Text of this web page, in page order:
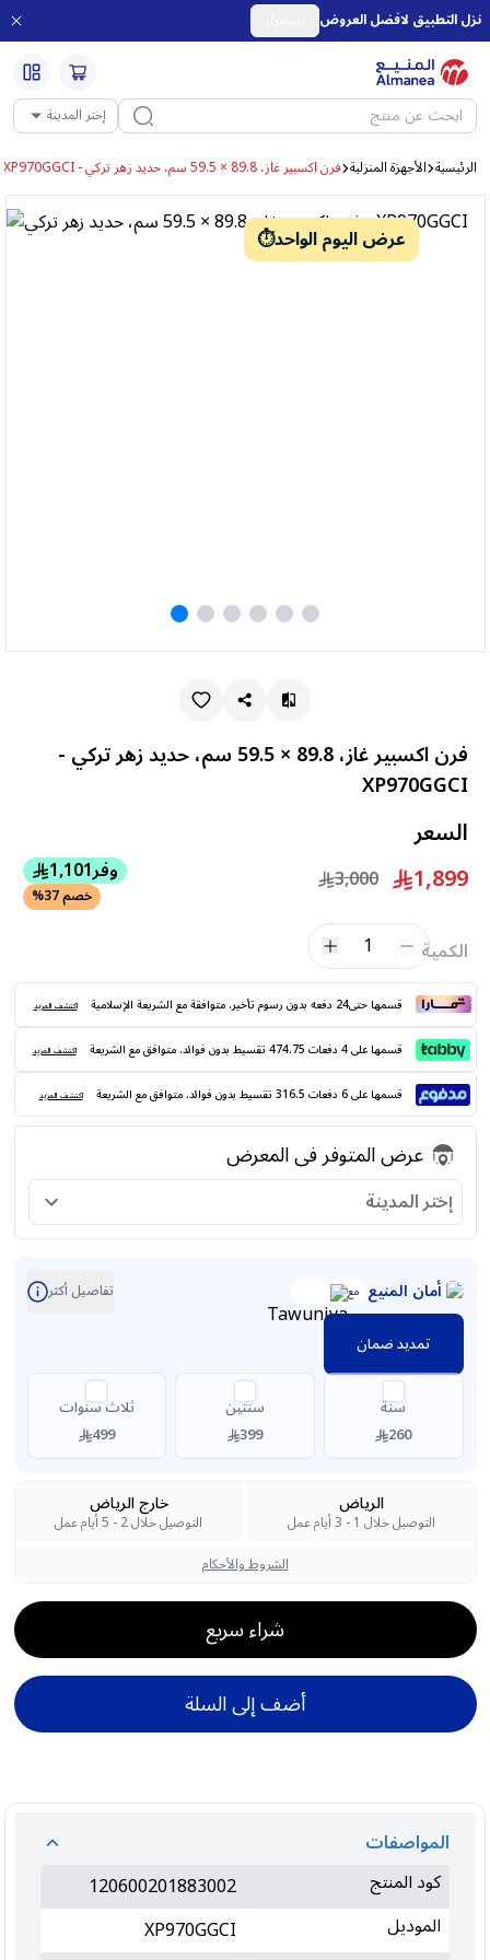
نزل التطبيق لافضل العروض
إختر المدينة
الرئيسية الأجهزة المنزلية فرن اكسبير غاز، 89.8 × 59.5 سم، حديد زهر تركي - XP970GGCI
⏱️عرض اليوم الواحد
فرن اكسبير غاز، 89.8 × 59.5 سم، حديد زهر تركي -
XP970GGCI
السعر
1,899
3,000 وفر1,101
خصم 37%
الكمية 1
قسمها حتى24 دفعه بدون رسوم تأخير. متوافقة مع الشريعة الإسلامية اكتشف المزيد
قسمها على 4 دفعات 474.75 تقسيط بدون فوائد. متوافق مع الشريعة اكتشف المزيد
قسمها على 6 دفعات 316.5 تقسيط بدون فوائد. متوافق مع الشريعة اكتشف المزيد
عرض المتوفر فى المعرض
إختر المدينة
أمان المنيع مع تفاصيل أكثر
تمديد ضمان
سنة
260
سنتين
399
ثلاث سنوات
499
الرياض
التوصيل خلال 1 - 3 أيام عمل
خارج الرياض
التوصيل خلال 2 - 5 أيام عمل
الشروط والأحكام
شراء سريع
أضف إلى السلة
المواصفات
كود المنتج
120600201883002
الموديل
XP970GGCI